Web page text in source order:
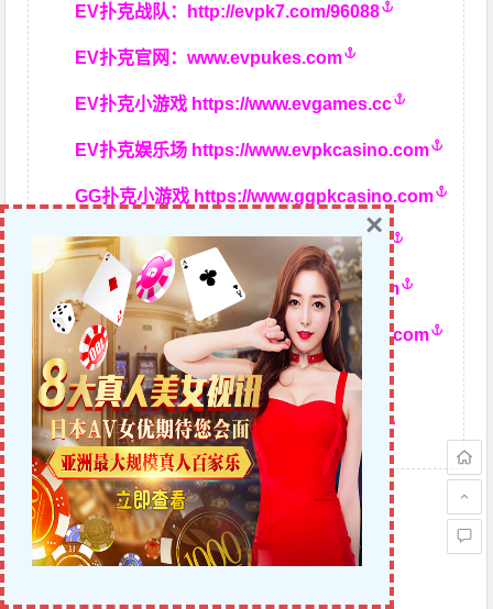
EV扑克战队： http://evpk7.com/96088
EV扑克官网：www.evpukes.com
EV扑克小游戏 https://www.evgames.cc
EV扑克娱乐场 https://www.evpkcasino.com
GG扑克小游戏 https://www.ggpkcasino.com
蜗牛扑克最新网址：www.allnew36.com
蜗牛扑克官方网址：www.allnew366.com
蜗牛扑克网址发布页： www.allnewpuke.com
蜗牛娱乐官网：www.allnewapl.com
蜗牛扑克GG官网：www.ggallnew.com
赞0 赏
×